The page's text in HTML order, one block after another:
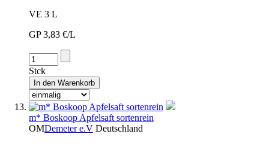
VE 3 L
GP 3,83 €/L
Stck
m* Boskoop Apfelsaft sortenrein
OMDemeter e.V Deutschland